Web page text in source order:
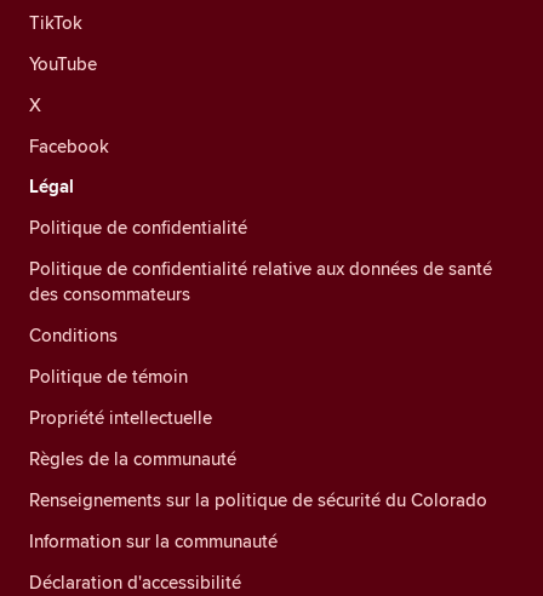
TikTok
YouTube
X
Facebook
Légal
Politique de confidentialité
Politique de confidentialité relative aux données de santé
des consommateurs
Conditions
Politique de témoin
Propriété intellectuelle
Règles de la communauté
Renseignements sur la politique de sécurité du Colorado
Information sur la communauté
Déclaration d'accessibilité